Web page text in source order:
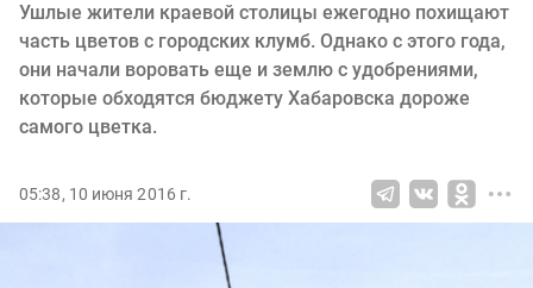
Ушлые жители краевой столицы ежегодно похищают
часть цветов с городских клумб. Однако с этого года,
они начали воровать еще и землю с удобрениями,
которые обходятся бюджету Хабаровска дороже
самого цветка.
05:38, 10 июня 2016 г.